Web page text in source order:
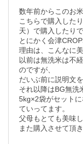
数年前からこのお
こちらで購入した
天）で購入したりで
とにかく会津
理由は、こんなに
以前は無洗米は不
のですが、
だいぶ前に説明文
それ以降はBG無洗
5kg×2袋がセット
ていってます。
父母もとても美味
また購入させて頂